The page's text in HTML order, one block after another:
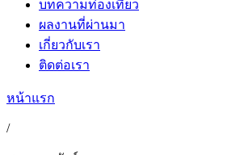
บทความท่องเที่ยว
ผลงานที่ผ่านมา
เกี่ยวกับเรา
ติดต่อเรา
หน้าแรก
/